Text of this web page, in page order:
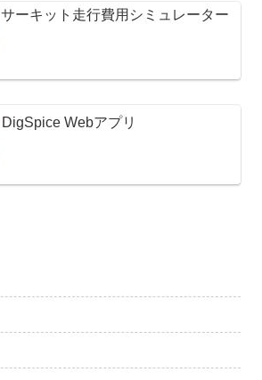
サーキット走行費用シミュレーター
DigSpice Webアプリ